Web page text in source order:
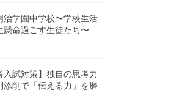
治学園中学校〜学校生活
懸命過ごす生徒たち〜
入試対策】独自の思考力
添削で「伝える力」を磨